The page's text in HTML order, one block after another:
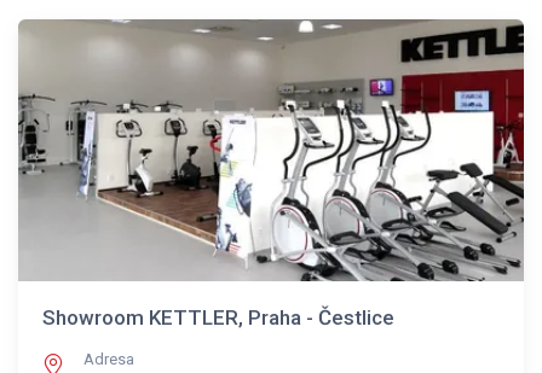
Showroom KETTLER, Praha - Čestlice
Adresa